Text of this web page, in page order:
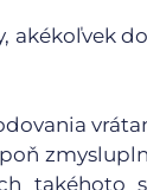
akékoľvek
takéhoto